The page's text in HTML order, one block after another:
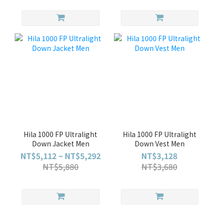
Hila 1000 FP Ultralight
Down Jacket Men
NT$5,112 ~ NT$5,292
NT$5,880
Hila 1000 FP Ultralight
Down Vest Men
NT$3,128
NT$3,680